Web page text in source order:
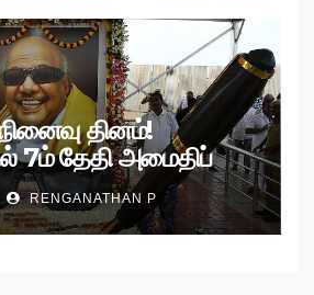
தினம்!
7ம் தேதி அமைதிப்
RENGANATHAN P